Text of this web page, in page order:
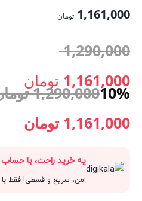
اصلی:
بود.
1,161,000 تومان
فعلی:
1,290,000
اصلی: 1,161,000 تومان
1,161,000 تومان.
10%
1,290,000
قیمت
1,290,000 تومان
1,161,000 تومان
یه خرید راحت، با
امن، سریع و قسطی! فقط